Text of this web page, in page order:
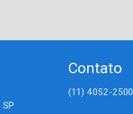
Contato
(11) 4052-2500